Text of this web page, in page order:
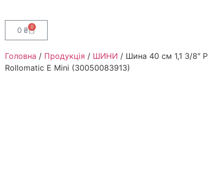
0 ₴ 0
Головна / Продукція / ШИНИ / Шина 40 см 1,1 3/8″ P
Rollomatic E Mini (30050083913)